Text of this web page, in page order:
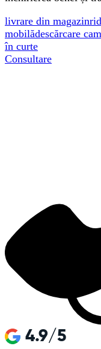
livrare din magazin
mobilădescărcare
în curte
Consultare
4.9/5